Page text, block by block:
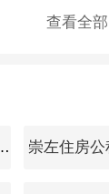
物业团队提
“变身”梧
查看全部
积金查询